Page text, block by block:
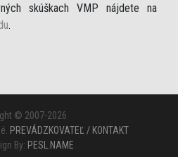
skúškach VMP nájdete na
.
© 2007-2026
PREVÁDZKOVATEĽ / KONTAKT
By: PESL.NAME